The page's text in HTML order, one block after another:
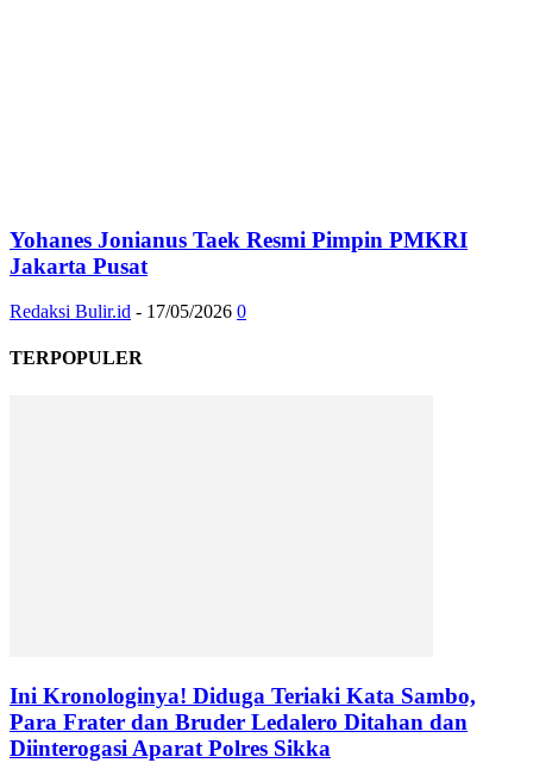
Yohanes Jonianus Taek Resmi Pimpin PMKRI
Jakarta Pusat
Redaksi Bulir.id - 17/05/2026 0
TERPOPULER
Ini Kronologinya! Diduga Teriaki Kata Sambo,
Para Frater dan Bruder Ledalero Ditahan dan
Diinterogasi Aparat Polres Sikka